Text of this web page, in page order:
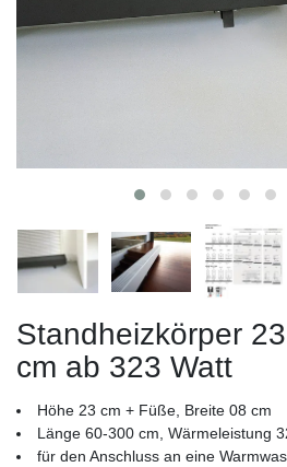
Standheizkörper
cm ab 323 Watt
Höhe 23 cm + Füße, Breite 08 cm
Länge 60-300 cm, Wärmeleistung
für den Anschluss an eine